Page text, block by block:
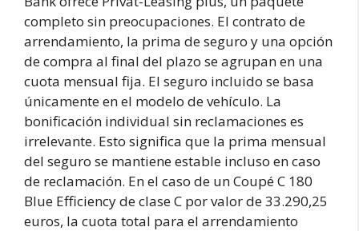
completo sin preocupaciones. El contrato de
arrendamiento, la prima de seguro y una opción
de compra al final del plazo se agrupan en una
cuota mensual fija. El seguro incluido se basa
únicamente en el modelo de vehículo. La
bonificación individual sin reclamaciones es
irrelevante. Esto significa que la prima mensual
del seguro se mantiene estable incluso en caso
de reclamación. En el caso de un Coupé C 180
Blue Efficiency de clase C por valor de 33.290,25
euros, la cuota total para el arrendamiento